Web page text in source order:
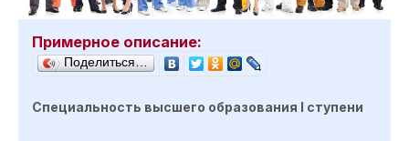
Примерное описание:
Поделиться…
Специальность высшего образования I ступени